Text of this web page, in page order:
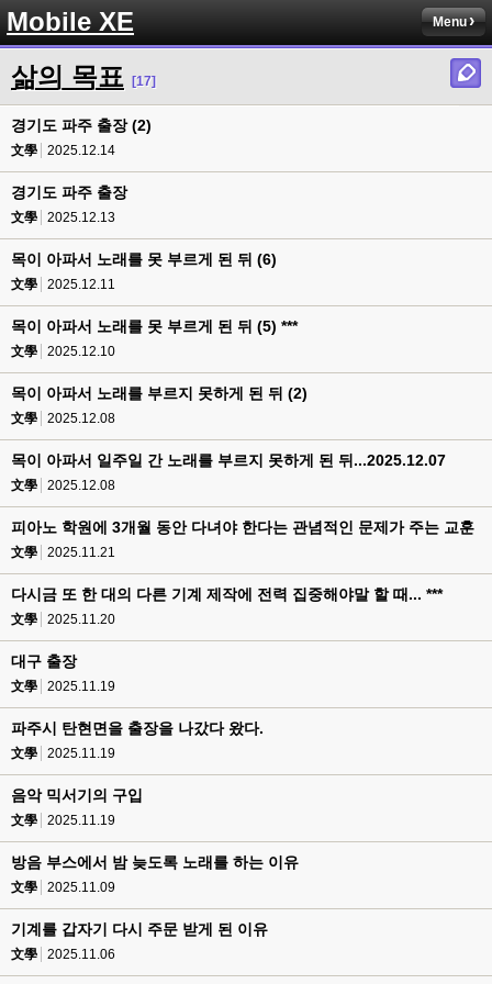
Mobile XE Menu
삶의 목표 [17]
경기도 파주 출장 (2)
文學 2025.12.14
경기도 파주 출장
文學 2025.12.13
목이 아파서 노래를 못 부르게 된 뒤 (6)
文學 2025.12.11
목이 아파서 노래를 못 부르게 된 뒤 (5) ***
文學 2025.12.10
목이 아파서 노래를 부르지 못하게 된 뒤 (2)
文學 2025.12.08
목이 아파서 일주일 간 노래를 부르지 못하게 된 뒤...2025.12.07
文學 2025.12.08
피아노 학원에 3개월 동안 다녀야 한다는 관념적인 문제가 주는 교훈
文學 2025.11.21
다시금 또 한 대의 다른 기계 제작에 전력 집중해야말 할 때... ***
文學 2025.11.20
대구 출장
文學 2025.11.19
파주시 탄현면을 출장을 나갔다 왔다.
文學 2025.11.19
음악 믹서기의 구입
文學 2025.11.19
방음 부스에서 밤 늦도록 노래를 하는 이유
文學 2025.11.09
기계를 갑자기 다시 주문 받게 된 이유
文學 2025.11.06